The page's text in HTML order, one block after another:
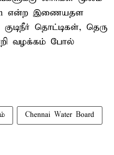
என்ற இணையதள
தொட்டிகள், தெரு
வழக்கம் போல்
Chennai Water Board